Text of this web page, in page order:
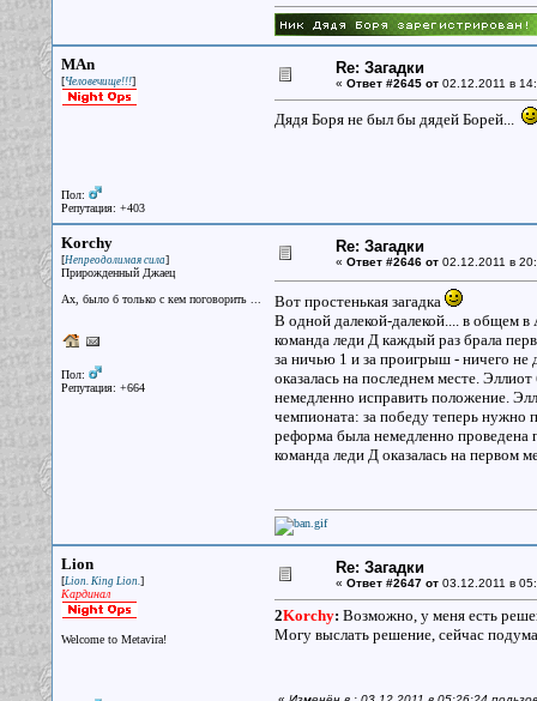
MAn
[Человечище!!!]
Пол:
Репутация: +403
Re: Загадки
« Ответ #2645 от02.12.2011 в
Дядя Боря не был бы дядей Борей...
Korchy
[Непреодолимая сила]
Прирожденный Джаец
Ах, было б только с кем поговорить ...
Пол:
Репутация: +664
Re: Загадки
« Ответ #2646 от02.12.2011 в
Вот простенькая загадка
В одной далекой-далекой.... в общем
команда леди Д каждый раз брала
за ничью 1 и за проигрыш - ничего не
оказалась на последнем месте.
немедленно исправить положение.
чемпионата: за победу теперь нужно
реформа была немедленно проведена
команда леди Д оказалась на первом
Lion
[Lion. King Lion.]
Кардинал
Welcome to Metavira!
Re: Загадки
« Ответ #2647 от03.12.2011 в
2Korchy: Возможно, у меня есть
Могу выслать решение, сейчас